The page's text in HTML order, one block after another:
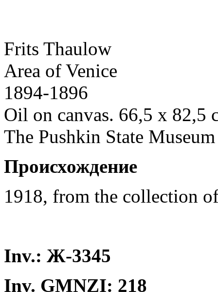
Frits Thaulow
Area of Venice
1894-1896
Oil on canvas. 66,5 x 82,5
The Pushkin State
Происхождение
1918, from the collection
Inv.: Ж-3345
Inv. GMNZI: 218